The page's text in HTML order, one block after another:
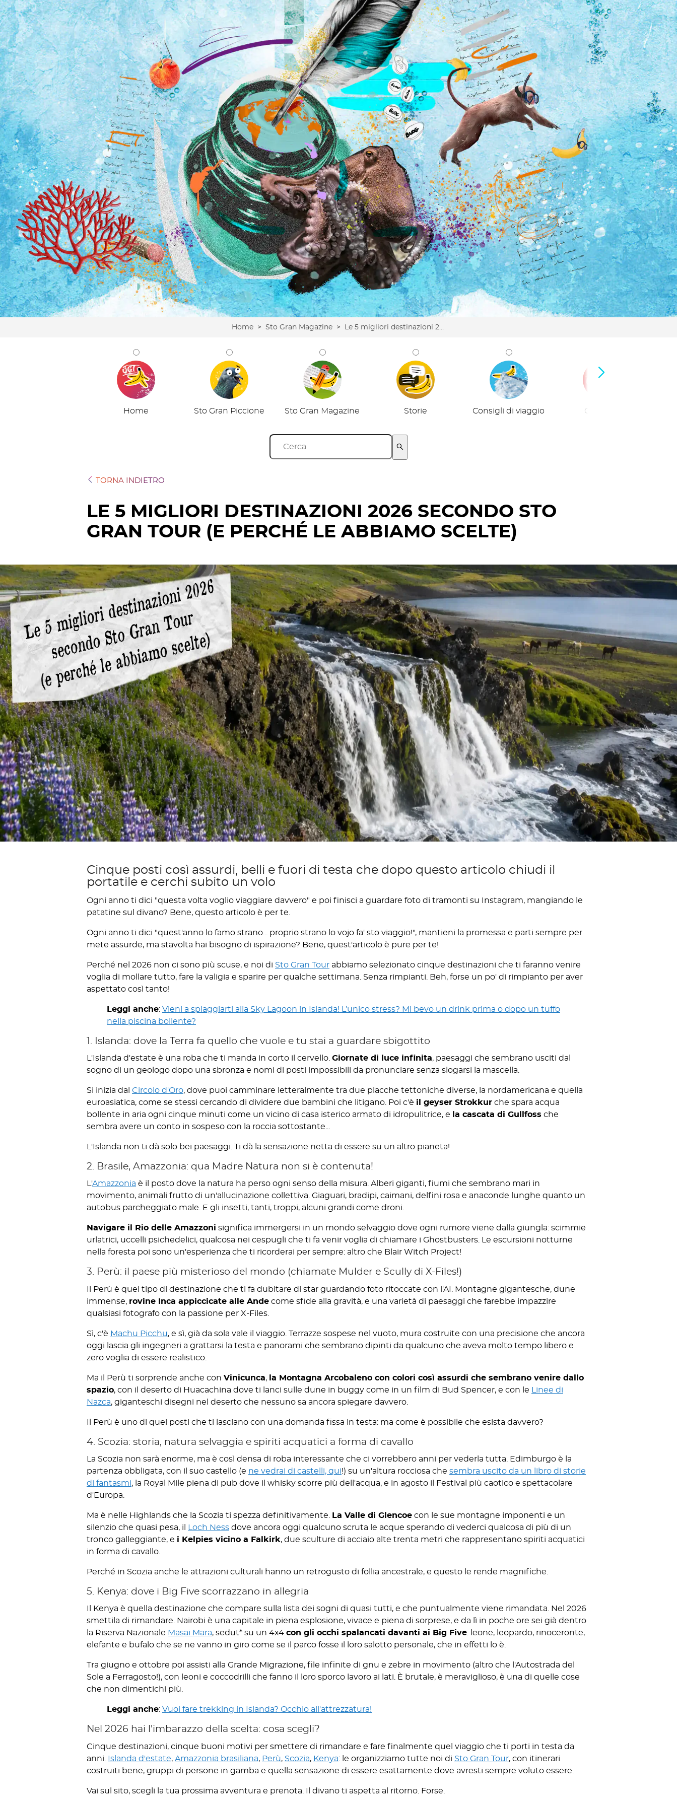
Tutti i viaggi Prossime partenze
Home > Sto Gran Magazine > Le 5 migliori destinazioni 2026 secondo Sto Gran Tour (e perché le abbiamo scelte)
Home Sto Gran Piccione Sto Gran Magazine Storie Consigli di viaggio Curiosità
TORNA INDIETRO
LE 5 MIGLIORI DESTINAZIONI 2026 SECONDO STO
GRAN TOUR (E PERCHÉ LE ABBIAMO SCELTE)
Cinque posti così assurdi, belli e fuori di testa che dopo questo articolo chiudi il
portatile e cerchi subito un volo
Ogni anno ti dici "questa volta voglio viaggiare davvero" e poi finisci a guardare foto di tramonti su Instagram, mangiando le
patatine sul divano? Bene, questo articolo è per te.
Ogni anno ti dici "quest'anno lo famo strano... proprio strano lo vojo fa' sto viaggio!", mantieni la promessa e parti sempre per
mete assurde, ma stavolta hai bisogno di ispirazione? Bene, quest'articolo è pure per te!
Perché nel 2026 non ci sono più scuse, e noi di Sto Gran Tour abbiamo selezionato cinque destinazioni che ti faranno venire
voglia di mollare tutto, fare la valigia e sparire per qualche settimana. Senza rimpianti. Beh, forse un po' di rimpianto per aver
aspettato così tanto!
Leggi anche: Vieni a spiaggiarti alla Sky Lagoon in Islanda! L’unico stress? Mi bevo un drink prima o dopo un tuffo
nella piscina bollente?
1. Islanda: dove la Terra fa quello che vuole e tu stai a guardare sbigottito
L'Islanda d'estate è una roba che ti manda in corto il cervello. Giornate di luce infinita, paesaggi che sembrano usciti dal
sogno di un geologo dopo una sbronza e nomi di posti impossibili da pronunciare senza slogarsi la mascella.
Si inizia dal Circolo d'Oro, dove puoi camminare letteralmente tra due placche tettoniche diverse, la nordamericana e quella
euroasiatica, come se stessi cercando di dividere due bambini che litigano. Poi c'è il geyser Strokkur che spara acqua
bollente in aria ogni cinque minuti come un vicino di casa isterico armato di idropulitrice, e
la cascata di Gullfoss che
sembra avere un conto in sospeso con la roccia sottostante...
L'Islanda non ti dà solo bei paesaggi. Ti dà la sensazione netta di essere su un altro pianeta!
2. Brasile, Amazzonia: qua Madre Natura non si è contenuta!
L'Amazzonia è il posto dove la natura ha perso ogni senso della misura. Alberi giganti, fiumi che sembrano mari in
movimento, animali frutto di un'allucinazione collettiva. Giaguari, bradipi, caimani, delfini rosa e anaconde lunghe quanto un
autobus parcheggiato male. E gli insetti, tanti, troppi, alcuni grandi come droni.
Navigare il Rio delle Amazzoni significa immergersi in un mondo selvaggio dove ogni rumore viene dalla giungla: scimmie
urlatrici, uccelli psichedelici, qualcosa nei cespugli che ti fa venir voglia di chiamare i Ghostbusters. Le escursioni notturne
nella foresta poi sono un'esperienza che ti ricorderai per sempre: altro che Blair Witch Project!
3. Perù: il paese più misterioso del mondo (chiamate Mulder e Scully di X-Files!)
Il Perù è quel tipo di destinazione che ti fa dubitare di star guardando foto ritoccate con l'AI. Montagne gigantesche, dune
immense, rovine Inca appiccicate alle Ande come sfide alla gravità, e una varietà di paesaggi che farebbe impazzire
qualsiasi fotografo con la passione per X-Files.
Sì, c'è Machu Picchu, e sì, già da sola vale il viaggio. Terrazze sospese nel vuoto, mura costruite con una precisione che ancora
oggi lascia gli ingegneri a grattarsi la testa e panorami che sembrano dipinti da qualcuno che aveva molto tempo libero e
zero voglia di essere realistico.
Ma il Perù ti sorprende anche con Vinicunca, la Montagna Arcobaleno con colori così assurdi che sembrano venire dallo
spazio, con il deserto di Huacachina dove ti lanci sulle dune in buggy come in un film di Bud Spencer, e con le Linee di
Nazca, giganteschi disegni nel deserto che nessuno sa ancora spiegare davvero.
Il Perù è uno di quei posti che ti lasciano con una domanda fissa in testa: ma come è possibile che esista davvero?
4. Scozia: storia, natura selvaggia e spiriti acquatici a forma di cavallo
La Scozia non sarà enorme, ma è così densa di roba interessante che ci vorrebbero anni per vederla tutta. Edimburgo è la
partenza obbligata, con il suo castello (e ne vedrai di castelli, qui!) su un'altura rocciosa che sembra uscito da un libro di storie
di fantasmi, la Royal Mile piena di pub dove il whisky scorre più dell'acqua, e in agosto il Festival più caotico e spettacolare
d'Europa.
Ma è nelle Highlands che la Scozia ti spezza definitivamente. La Valle di Glencoe con le sue montagne imponenti e un
silenzio che quasi pesa, il
Loch Ness dove ancora oggi qualcuno scruta le acque sperando di vederci qualcosa di più di un
tronco galleggiante, e i Kelpies vicino a Falkirk, due sculture di acciaio alte trenta metri che rappresentano spiriti acquatici
in forma di cavallo.
Perché in Scozia anche le attrazioni culturali hanno un retrogusto di follia ancestrale, e questo le rende magnifiche.
5. Kenya: dove i Big Five scorrazzano in allegria
Il Kenya è quella destinazione che compare sulla lista dei sogni di quasi tutti, e che puntualmente viene rimandata. Nel 2026
smettila di rimandare. Nairobi è una capitale in piena esplosione, vivace e piena di sorprese, e da lì in poche ore sei già dentro
la Riserva Nazionale Masai Mara, sedut* su un 4x4 con gli occhi spalancati davanti ai Big Five: leone, leopardo, rinoceronte,
elefante e bufalo che se ne vanno in giro come se il parco fosse il loro salotto personale, che in effetti lo è.
Tra giugno e ottobre poi assisti alla Grande Migrazione, file infinite di gnu e zebre in movimento (altro che l'Autostrada del
Sole a Ferragosto!), con leoni e coccodrilli che fanno il loro sporco lavoro ai lati. È brutale, è meraviglioso, è una di quelle cose
che non dimentichi più.
Leggi anche: Vuoi fare trekking in Islanda? Occhio all'attrezzatura!
Nel 2026 hai l'imbarazzo della scelta: cosa scegli?
Cinque destinazioni, cinque buoni motivi per smettere di rimandare e fare finalmente quel viaggio che ti porti in testa da
anni.
Islanda d'estate, Amazzonia brasiliana, Perù, Scozia, Kenya: le organizziamo tutte noi di Sto Gran Tour, con itinerari
costruiti bene, gruppi di persone in gamba e quella sensazione di essere esattamente dove avresti sempre voluto essere.
Vai sul sito, scegli la tua prossima avventura e prenota. Il divano ti aspetta al ritorno. Forse.